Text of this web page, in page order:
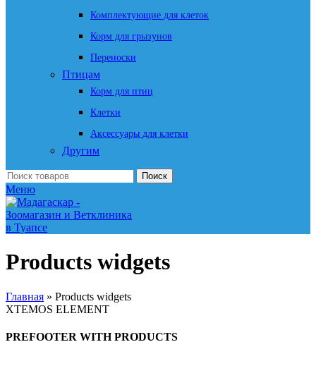
Комплектующие для клеток
Корм для грызунов
Переноски
Птицам
Корм для птиц
Клетки
Аксессуары для клетки
Другим
Поиск
Меню
Products widgets
Главная » Products widgets
XTEMOS ELEMENT
PREFOOTER WITH PRODUCTS